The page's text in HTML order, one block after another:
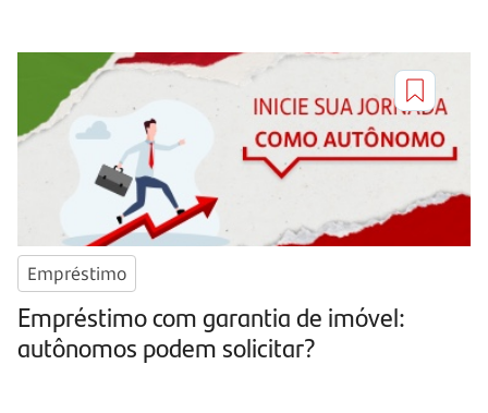
Empréstimo
Empréstimo com garantia de imóvel:
autônomos podem solicitar?